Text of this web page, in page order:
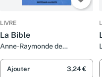
LIVRE
La Bible
Anne-Raymonde de
Ajouter 3,24 €
La